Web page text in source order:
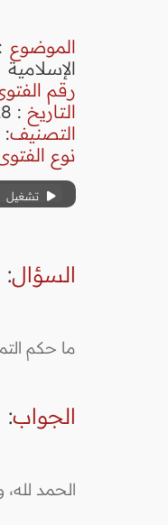
الموضوع
الإسلامية
رقم
التاريخ : 28-08-2013
التصنيف:
نوع
تشغيل
السؤال:
ما حكم
الجواب:
الحمد